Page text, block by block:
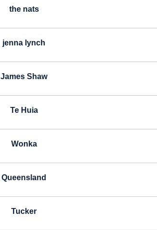
the nats
jenna lynch
James Shaw
Te Huia
Wonka
Queensland
Tucker